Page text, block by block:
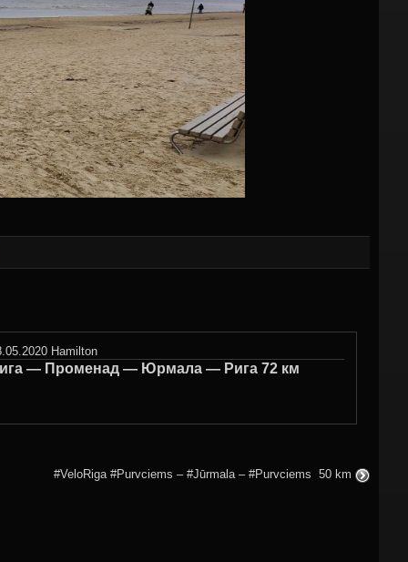
Hamilton
— Променад — Юрмала — Рига 72 км
#VeloRiga #Purvciems – #Jūrmala – #Purvciems ‍ 50 km